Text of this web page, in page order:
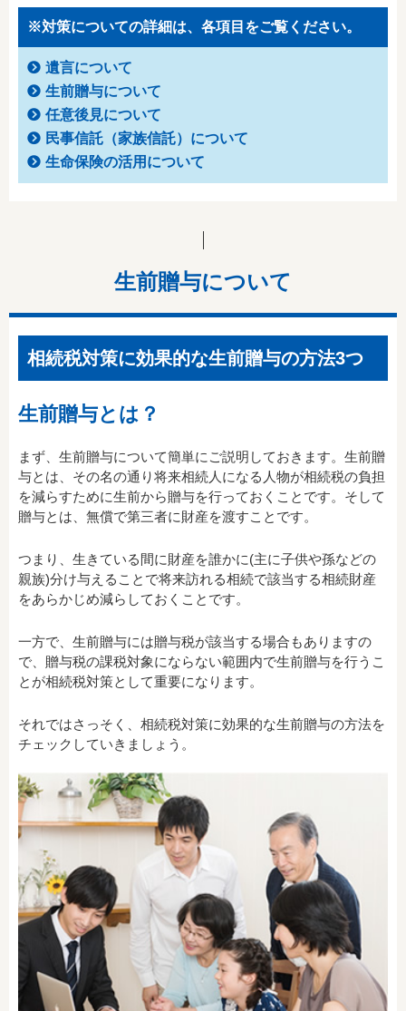
※対策についての詳細は、各項目をご覧ください。
遺言について
生前贈与について
任意後見について
民事信託（家族信託）について
生命保険の活用について
生前贈与について
相続税対策に効果的な生前贈与の方法3つ
生前贈与とは？
まず、生前贈与について簡単にご説明しておきます。生前贈
与とは、その名の通り将来相続人になる人物が相続税の負担
を減らすために生前から贈与を行っておくことです。そして
贈与とは、無償で第三者に財産を渡すことです。
つまり、生きている間に財産を誰かに(主に子供や孫などの
親族)分け与えることで将来訪れる相続で該当する相続財産
をあらかじめ減らしておくことです。
一方で、生前贈与には贈与税が該当する場合もありますの
で、贈与税の課税対象にならない範囲内で生前贈与を行うこ
とが相続税対策として重要になります。
それではさっそく、相続税対策に効果的な生前贈与の方法を
チェックしていきましょう。